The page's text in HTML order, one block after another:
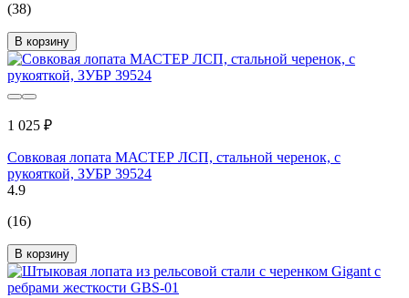
(38)
В корзину
1 025 ₽
Совковая лопата МАСТЕР ЛСП, стальной черенок, с
рукояткой, ЗУБР 39524
4.9
(16)
В корзину